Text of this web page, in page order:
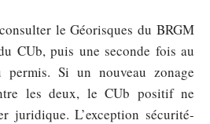
le Géorisques du BRGM
CUb, puis une seconde fois au
Si un nouveau zonage
les deux, le CUb positif ne
juridique. L’exception sécurité-